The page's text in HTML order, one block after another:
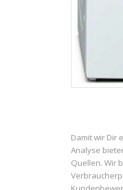
Damit wir Dir
Analyse
Quellen. Wir